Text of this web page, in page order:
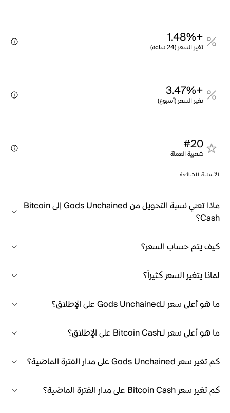
+1.48%
تغير السعر (24 ساعة)
+3.47%
تغير السعر (أسبوع)
#20
شعبية العملة
الأسئلة الشائعة
ماذا تعني نسبة التحويل من Gods Unchained إلى Bitcoin
Cash؟
كيف يتم حساب السعر؟
لماذا يتغير السعر كثيراً؟
ما هو أعلى سعر لـGods Unchained على الإطلاق؟
ما هو أعلى سعر لـBitcoin Cash على الإطلاق؟
كم تغير سعر Gods Unchained على مدار الفترة الماضية؟
كم تغير سعر Bitcoin Cash على مدار الفترة الماضية؟